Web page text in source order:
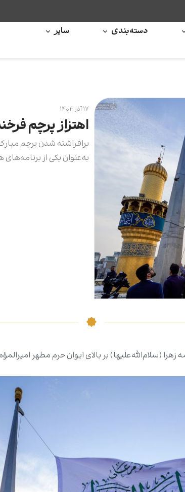
دسته‌بندی سایر
۱۷ آذر ۱۴۰۴
اهتزاز پرچم
برافراشته شدن پرچم
به‌عنوان یکی از
(سلام‌الله‌علیها) بر بالای ایوان حرم مطهر